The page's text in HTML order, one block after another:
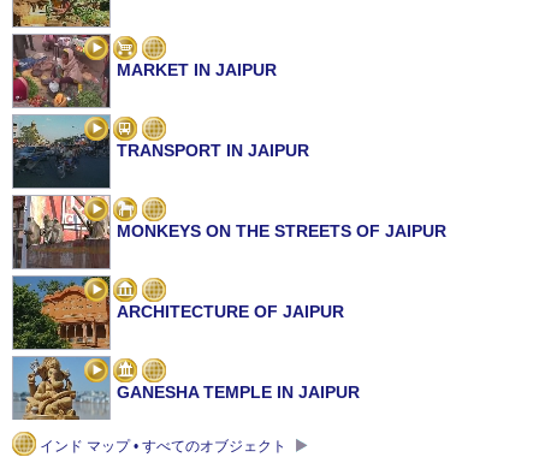
MARKET IN JAIPUR
TRANSPORT IN JAIPUR
MONKEYS ON THE STREETS OF JAIPUR
ARCHITECTURE OF JAIPUR
GANESHA TEMPLE IN JAIPUR
インド マップ • すべてのオブジェクト